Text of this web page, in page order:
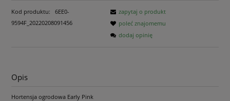
Kod produktu:
6EE0-
9594F_20220208091456
zapytaj o produkt
poleć znajomemu
dodaj opinię
Opis
Hortensja ogrodowa Early Pink